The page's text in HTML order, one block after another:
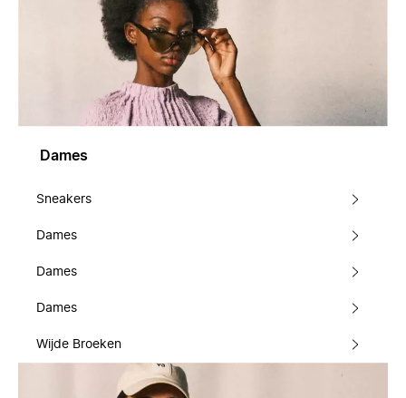
Dames
Sneakers
Dames
Dames
Dames
Wijde Broeken